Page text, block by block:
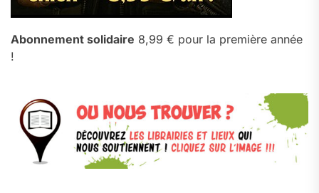
Abonnement solidaire 8,99 € pour la première année
!